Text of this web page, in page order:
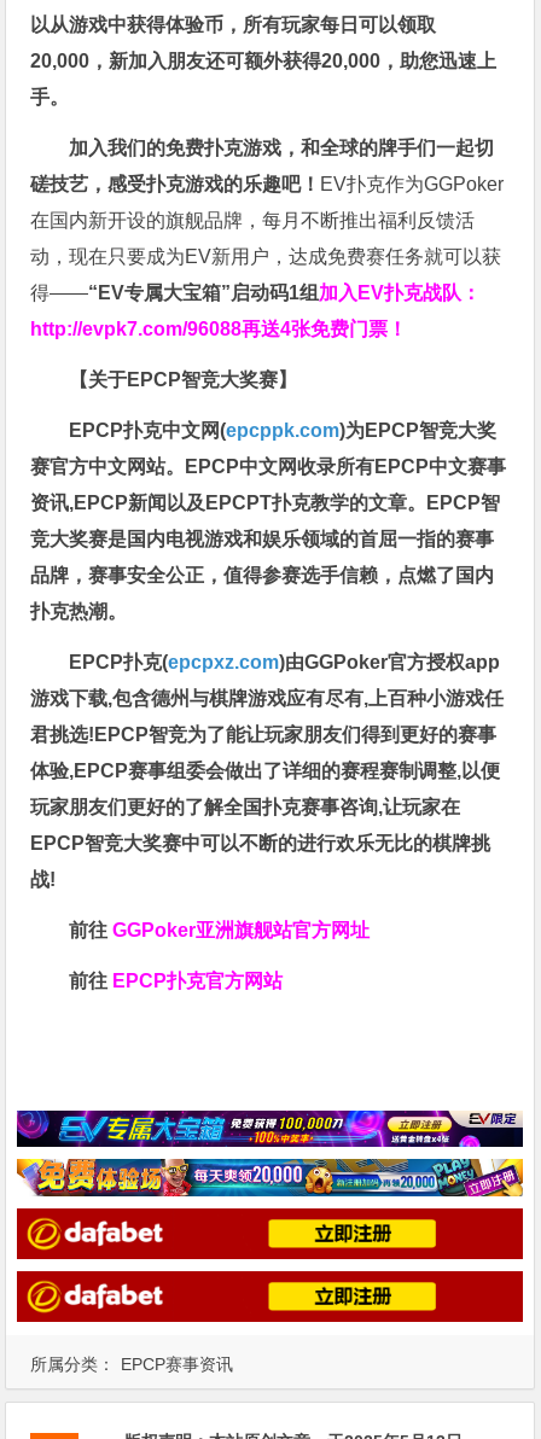
所属分类： EPCP赛事资讯
以从游戏中获得体验币，所有玩家每日可以领取
20,000，新加入朋友还可额外获得20,000，助您迅速上
手。
加入我们的免费扑克游戏，和全球的牌手们一起切
磋技艺，感受扑克游戏的乐趣吧！ EV扑克作为GGPoker
在国内新开设的旗舰品牌，每月不断推出福利反馈活
动，现在只要成为EV新用户，达成免费赛任务就可以获
得——“EV专属大宝箱”启动码1组 加入EV扑克战队：
http://evpk7.com/96088再送4张免费门票！
【关于EPCP智竞大奖赛】
EPCP扑克中文网(epcppk.com)为EPCP智竞大奖
赛官方中文网站。EPCP中文网收录所有EPCP中文赛事
资讯,EPCP新闻以及EPCPT扑克教学的文章。EPCP智
竞大奖赛是国内电视游戏和娱乐领域的首屈一指的赛事
品牌，赛事安全公正，值得参赛选手信赖，点燃了国内
扑克热潮。
EPCP扑克(epcpxz.com)由GGPoker官方授权app
游戏下载,包含德州与棋牌游戏应有尽有,上百种小游戏任
君挑选!EPCP智竞为了能让玩家朋友们得到更好的赛事
体验,EPCP赛事组委会做出了详细的赛程赛制调整,以便
玩家朋友们更好的了解全国扑克赛事咨询,让玩家在
EPCP智竞大奖赛中可以不断的进行欢乐无比的棋牌挑
战!
前往GGPoker亚洲旗舰站官方网址
前往 EPCP扑克官方网站